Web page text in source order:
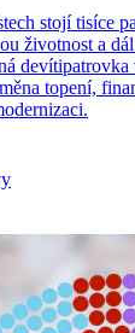
stojí tisíce
životnost a
topení,